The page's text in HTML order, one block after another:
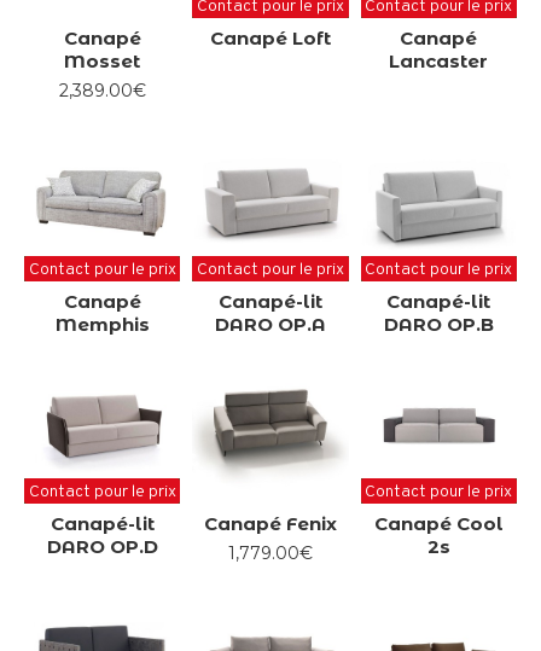
Canapé
Mosset
2,389.00€
Contact pour le prix
Canapé Loft
Contact pour le prix
Canapé
Lancaster
Contact pour le prix
Canapé
Memphis
Contact pour le prix
Canapé-lit
DARO OP.A
Contact pour le prix
Canapé-lit
DARO OP.B
Contact pour le prix
Canapé-lit
DARO OP.D
Canapé Fenix
1,779.00€
Contact pour le prix
Canapé Cool
2s